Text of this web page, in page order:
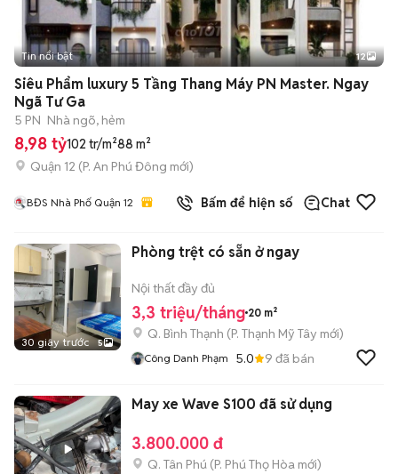
+2
Tin nổi bật 12
Siêu Phẩm luxury 5 Tầng Thang Máy PN Master. Ngay
Ngã Tư Ga
5 PN Nhà ngõ, hẻm
8,98 tỷ102 tr/m²88 m²
Quận 12 (P. An Phú Đông mới)
BĐS Nhà Phố Quận 12 Bấm để hiện số Chat
30 giây trước 5
Phòng trệt có sẵn ở ngay
Nội thất đầy đủ
3,3 triệu/tháng 20 m²
Q. Bình Thạnh (P. Thạnh Mỹ Tây mới)
Công Danh Phạm 5.0 9 đã bán
May xe Wave S100 đã sử dụng
3.800.000 đ
Q. Tân Phú (P. Phú Thọ Hòa mới)